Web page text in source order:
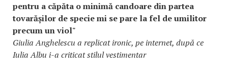
pentru a căpăta o minimă candoare din partea
tovarășilor de specie mi se pare la fel de umilitor
precum un viol"
Giulia Anghelescu a replicat ironic, pe internet, după ce
Iulia Albu i-a criticat stilul vestimentar